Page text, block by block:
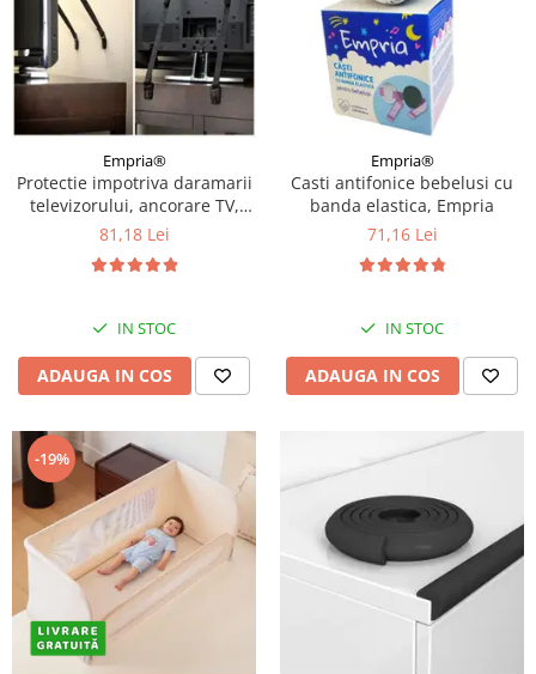
Empria®
Protectie impotriva daramarii
televizorului, ancorare TV,
protectie cutremur, chingi din
81,18 Lei
IN STOC
ADAUGA IN COS
Empria®
Casti antifonice bebelusi cu
banda elastica, Empria
71,16 Lei
IN STOC
ADAUGA IN COS
-19%